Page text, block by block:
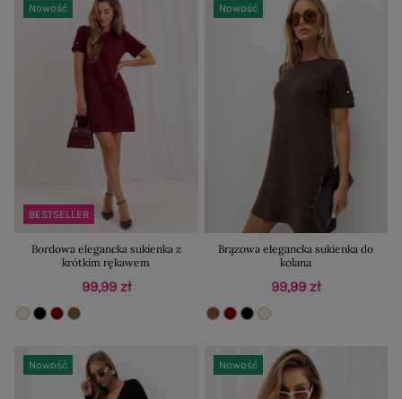
BESTSELLER
Nowość
Bordowa elegancka sukienka z
krótkim rękawem
99,99 zł
Nowość
Brązowa elegancka sukienka do
kolana
99,99 zł
Nowość Nowość